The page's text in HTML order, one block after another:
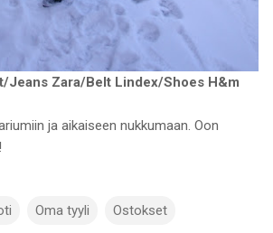
Jeans Zara/Belt Lindex/Shoes H&m
ja aikaiseen nukkumaan. Oon
Oma tyyli Ostokset